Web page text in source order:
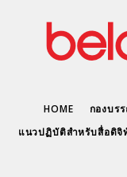
HOME กองบร
แนวปฏิบัติสำหรับสื่อดิจิ